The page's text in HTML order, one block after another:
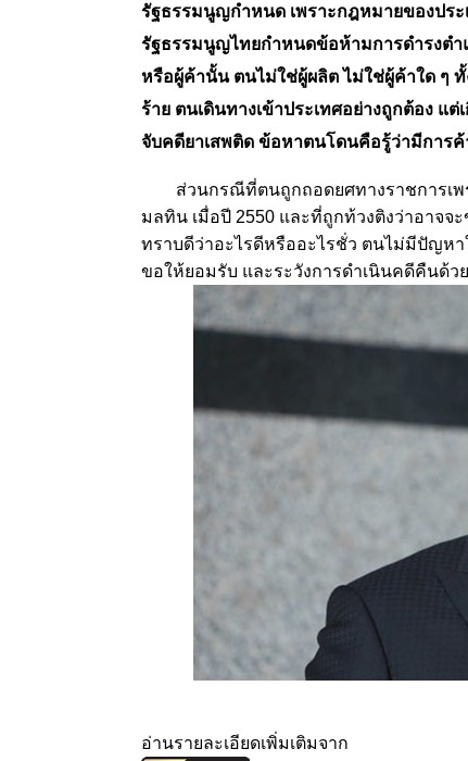
รัฐธรรมนูญกำหนด เพราะกฎหมายของประ
รัฐธรรมนูญไทยกำหนดข้อห้ามการดำรงตำ
หรือผู้ค้านั้น ตนไม่ใช่ผู้ผลิต ไม่ใช่ผู้ค้าใด ๆ
ร้าย ตนเดินทางเข้าประเทศอย่างถูกต้อง แ
จับคดียาเสพติด ข้อหาตนโดนคือรู้ว่ามีการค้
ส่วนกรณีที่ตนถูกถอดยศทางราชการเพร
มลทิน เมื่อปี 2550 และที่ถูกท้วงติงว่าอาจจ
ทราบดีว่าอะไรดีหรืออะไรชั่ว ตนไม่มีปัญห
ขอให้ยอมรับ และระวังการดำเนินคดีคืนด้ว
อ่านรายละเอียดเพิ่มเติมจาก